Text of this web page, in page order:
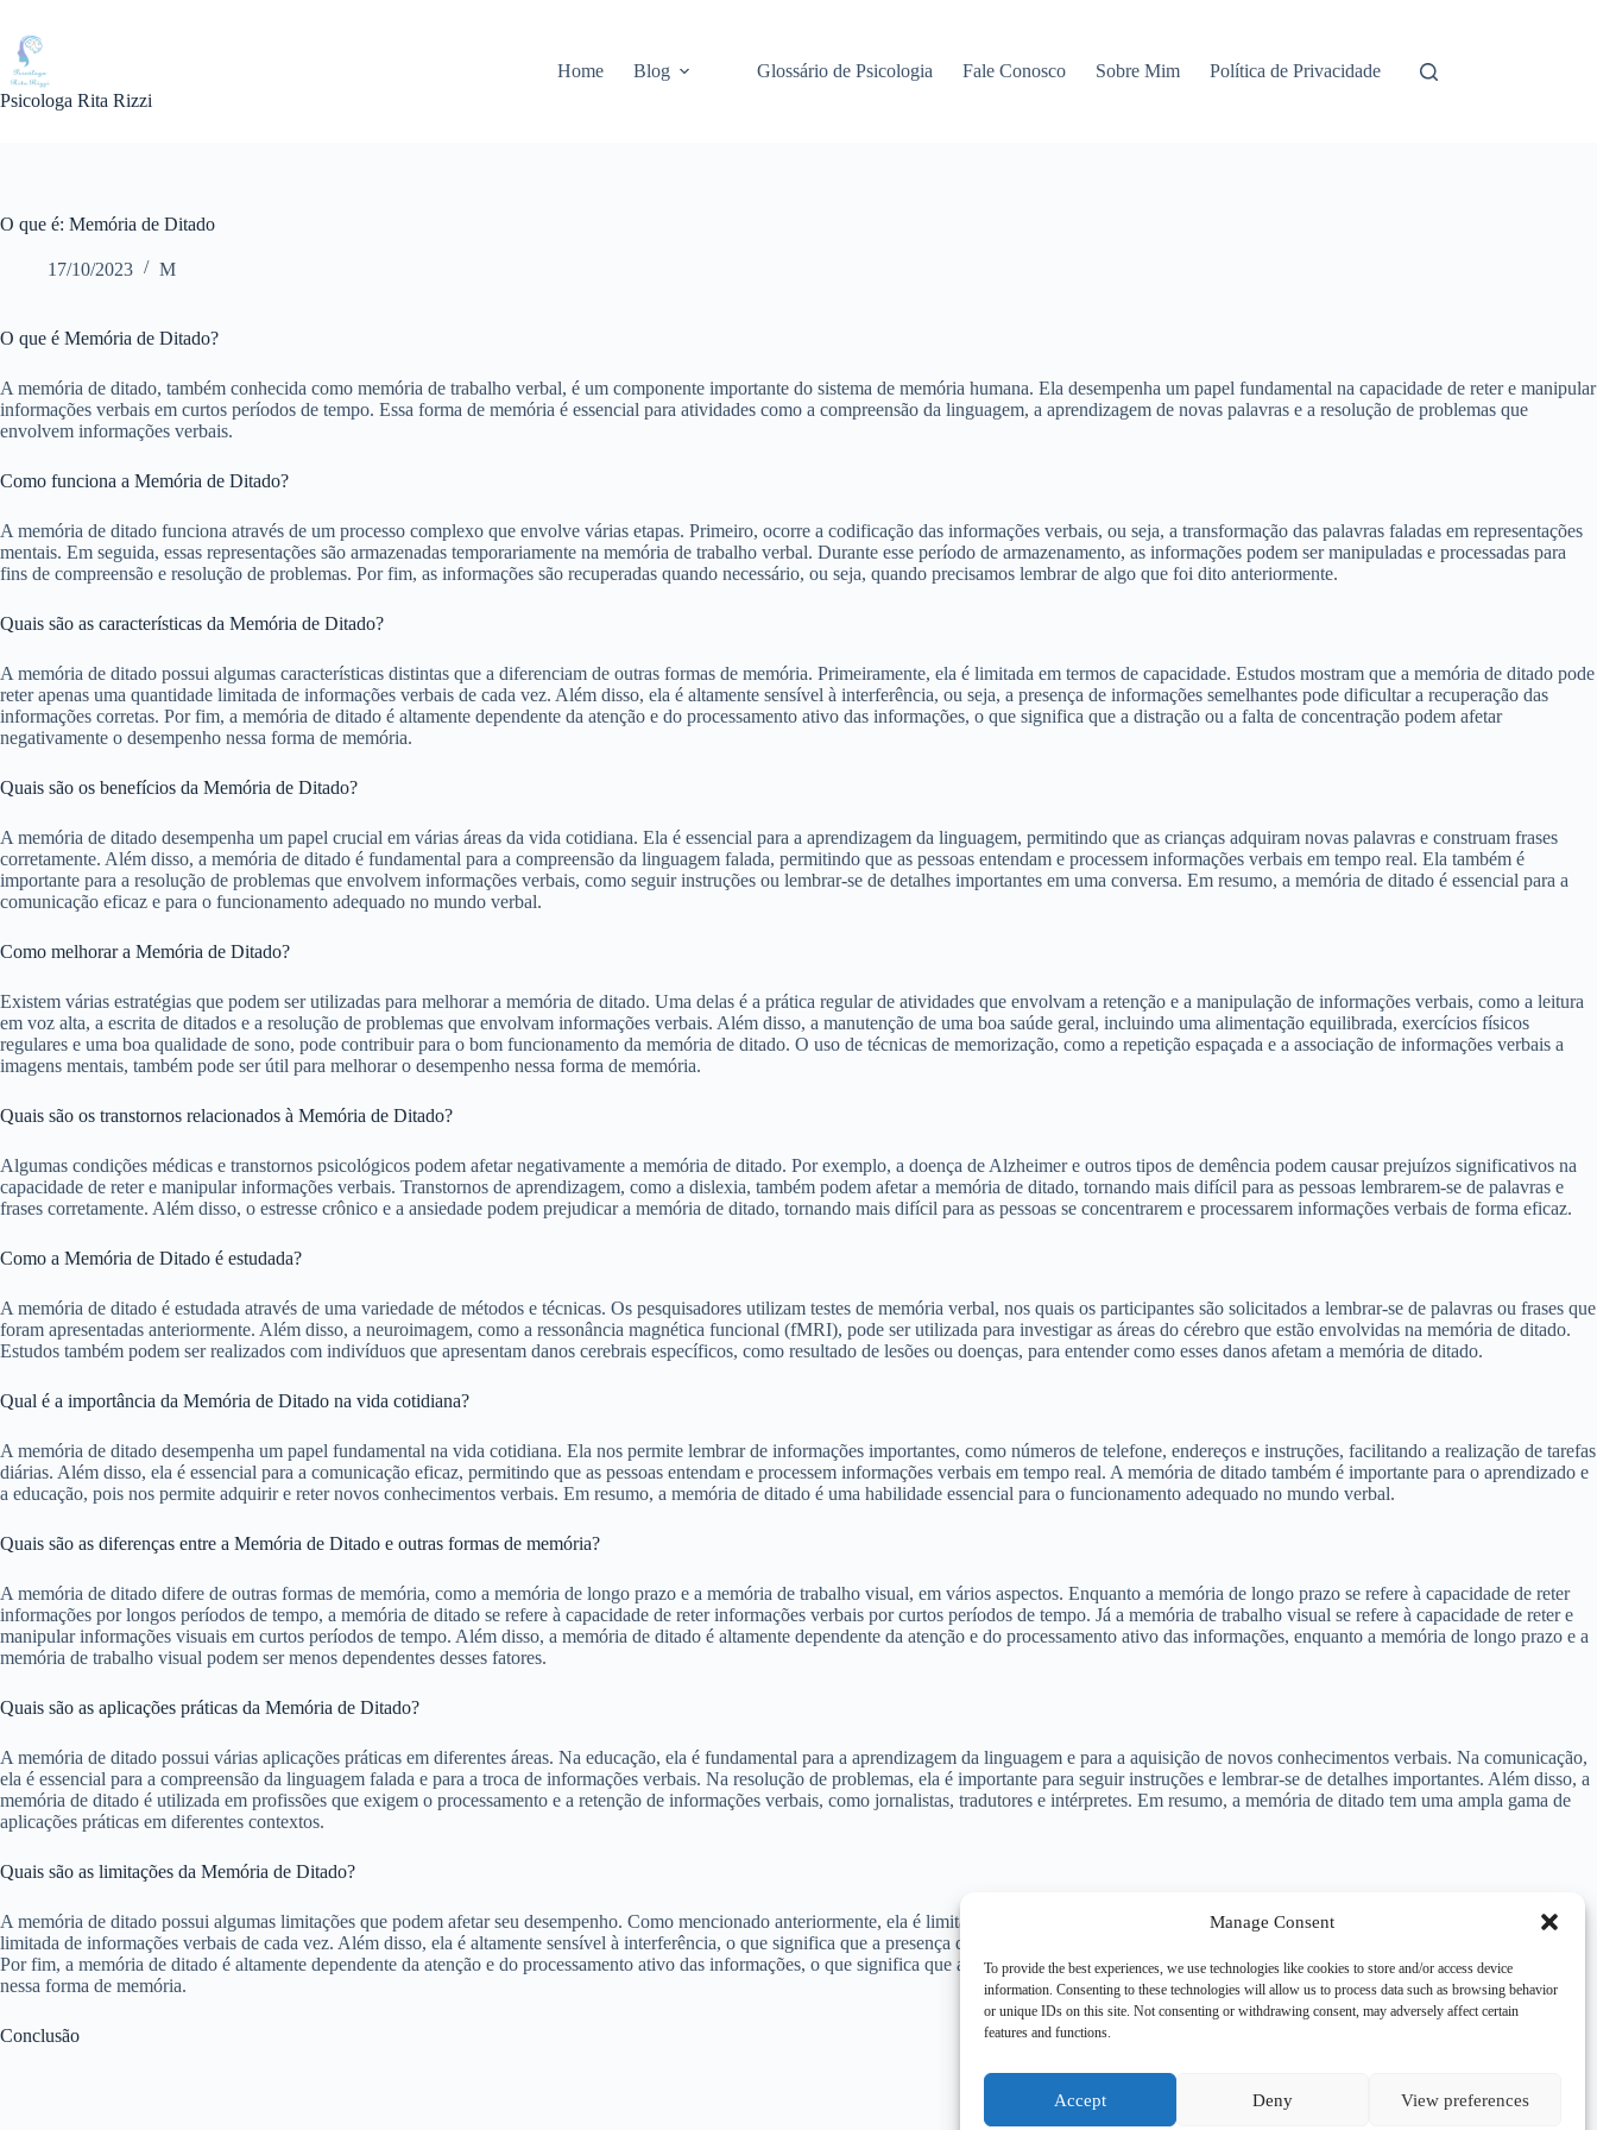
Manage Consent
To provide the best experiences, we use technologies like cookies to store and/or access device
information. Consenting to these technologies will allow us to process data such as browsing behavior
or unique IDs on this site. Not consenting or withdrawing consent, may adversely affect certain
features and functions.
Accept Deny View preferences
para
conteúdo
Psicologa Rita Rizzi
Home Blog Glossário de Psicologia Fale Conosco Sobre Mim Política de Privacidade
O que é: Memória de Ditado
17/10/2023 M
O que é Memória de Ditado?
A memória de ditado, também conhecida como memória de trabalho verbal, é um componente importante do sistema de memória humana. Ela desempenha um papel fundamental na capacidade de reter e manipular
informações verbais em curtos períodos de tempo. Essa forma de memória é essencial para atividades como a compreensão da linguagem, a aprendizagem de novas palavras e a resolução de problemas que
envolvem informações verbais.
Como funciona a Memória de Ditado?
A memória de ditado funciona através de um processo complexo que envolve várias etapas. Primeiro, ocorre a codificação das informações verbais, ou seja, a transformação das palavras faladas em representações
mentais. Em seguida, essas representações são armazenadas temporariamente na memória de trabalho verbal. Durante esse período de armazenamento, as informações podem ser manipuladas e processadas para
fins de compreensão e resolução de problemas. Por fim, as informações são recuperadas quando necessário, ou seja, quando precisamos lembrar de algo que foi dito anteriormente.
Quais são as características da Memória de Ditado?
A memória de ditado possui algumas características distintas que a diferenciam de outras formas de memória. Primeiramente, ela é limitada em termos de capacidade. Estudos mostram que a memória de ditado pode
reter apenas uma quantidade limitada de informações verbais de cada vez. Além disso, ela é altamente sensível à interferência, ou seja, a presença de informações semelhantes pode dificultar a recuperação das
informações corretas. Por fim, a memória de ditado é altamente dependente da atenção e do processamento ativo das informações, o que significa que a distração ou a falta de concentração podem afetar
negativamente o desempenho nessa forma de memória.
Quais são os benefícios da Memória de Ditado?
A memória de ditado desempenha um papel crucial em várias áreas da vida cotidiana. Ela é essencial para a aprendizagem da linguagem, permitindo que as crianças adquiram novas palavras e construam frases
corretamente. Além disso, a memória de ditado é fundamental para a compreensão da linguagem falada, permitindo que as pessoas entendam e processem informações verbais em tempo real. Ela também é
importante para a resolução de problemas que envolvem informações verbais, como seguir instruções ou lembrar-se de detalhes importantes em uma conversa. Em resumo, a memória de ditado é essencial para a
comunicação eficaz e para o funcionamento adequado no mundo verbal.
Como melhorar a Memória de Ditado?
Existem várias estratégias que podem ser utilizadas para melhorar a memória de ditado. Uma delas é a prática regular de atividades que envolvam a retenção e a manipulação de informações verbais, como a leitura
em voz alta, a escrita de ditados e a resolução de problemas que envolvam informações verbais. Além disso, a manutenção de uma boa saúde geral, incluindo uma alimentação equilibrada, exercícios físicos
regulares e uma boa qualidade de sono, pode contribuir para o bom funcionamento da memória de ditado. O uso de técnicas de memorização, como a repetição espaçada e a associação de informações verbais a
imagens mentais, também pode ser útil para melhorar o desempenho nessa forma de memória.
Quais são os transtornos relacionados à Memória de Ditado?
Algumas condições médicas e transtornos psicológicos podem afetar negativamente a memória de ditado. Por exemplo, a doença de Alzheimer e outros tipos de demência podem causar prejuízos significativos na
capacidade de reter e manipular informações verbais. Transtornos de aprendizagem, como a dislexia, também podem afetar a memória de ditado, tornando mais difícil para as pessoas lembrarem-se de palavras e
frases corretamente. Além disso, o estresse crônico e a ansiedade podem prejudicar a memória de ditado, tornando mais difícil para as pessoas se concentrarem e processarem informações verbais de forma eficaz.
Como a Memória de Ditado é estudada?
A memória de ditado é estudada através de uma variedade de métodos e técnicas. Os pesquisadores utilizam testes de memória verbal, nos quais os participantes são solicitados a lembrar-se de palavras ou frases que
foram apresentadas anteriormente. Além disso, a neuroimagem, como a ressonância magnética funcional (fMRI), pode ser utilizada para investigar as áreas do cérebro que estão envolvidas na memória de ditado.
Estudos também podem ser realizados com indivíduos que apresentam danos cerebrais específicos, como resultado de lesões ou doenças, para entender como esses danos afetam a memória de ditado.
Qual é a importância da Memória de Ditado na vida cotidiana?
A memória de ditado desempenha um papel fundamental na vida cotidiana. Ela nos permite lembrar de informações importantes, como números de telefone, endereços e instruções, facilitando a realização de tarefas
diárias. Além disso, ela é essencial para a comunicação eficaz, permitindo que as pessoas entendam e processem informações verbais em tempo real. A memória de ditado também é importante para o aprendizado e
a educação, pois nos permite adquirir e reter novos conhecimentos verbais. Em resumo, a memória de ditado é uma habilidade essencial para o funcionamento adequado no mundo verbal.
Quais são as diferenças entre a Memória de Ditado e outras formas de memória?
A memória de ditado difere de outras formas de memória, como a memória de longo prazo e a memória de trabalho visual, em vários aspectos. Enquanto a memória de longo prazo se refere à capacidade de reter
informações por longos períodos de tempo, a memória de ditado se refere à capacidade de reter informações verbais por curtos períodos de tempo. Já a memória de trabalho visual se refere à capacidade de reter e
manipular informações visuais em curtos períodos de tempo. Além disso, a memória de ditado é altamente dependente da atenção e do processamento ativo das informações, enquanto a memória de longo prazo e a
memória de trabalho visual podem ser menos dependentes desses fatores.
Quais são as aplicações práticas da Memória de Ditado?
A memória de ditado possui várias aplicações práticas em diferentes áreas. Na educação, ela é fundamental para a aprendizagem da linguagem e para a aquisição de novos conhecimentos verbais. Na comunicação,
ela é essencial para a compreensão da linguagem falada e para a troca de informações verbais. Na resolução de problemas, ela é importante para seguir instruções e lembrar-se de detalhes importantes. Além disso, a
memória de ditado é utilizada em profissões que exigem o processamento e a retenção de informações verbais, como jornalistas, tradutores e intérpretes. Em resumo, a memória de ditado tem uma ampla gama de
aplicações práticas em diferentes contextos.
Quais são as limitações da Memória de Ditado?
A memória de ditado possui algumas limitações que podem afetar seu desempenho. Como mencionado anteriormente, ela é limitada em termos de capacidade, o que significa que só podemos reter uma quantidade
limitada de informações verbais de cada vez. Além disso, ela é altamente sensível à interferência, o que significa que a presença de informações semelhantes pode dificultar a recuperação das informações corretas.
Por fim, a memória de ditado é altamente dependente da atenção e do processamento ativo das informações, o que significa que a distração ou a falta de concentração podem afetar negativamente o desempenho
nessa forma de memória.
Conclusão